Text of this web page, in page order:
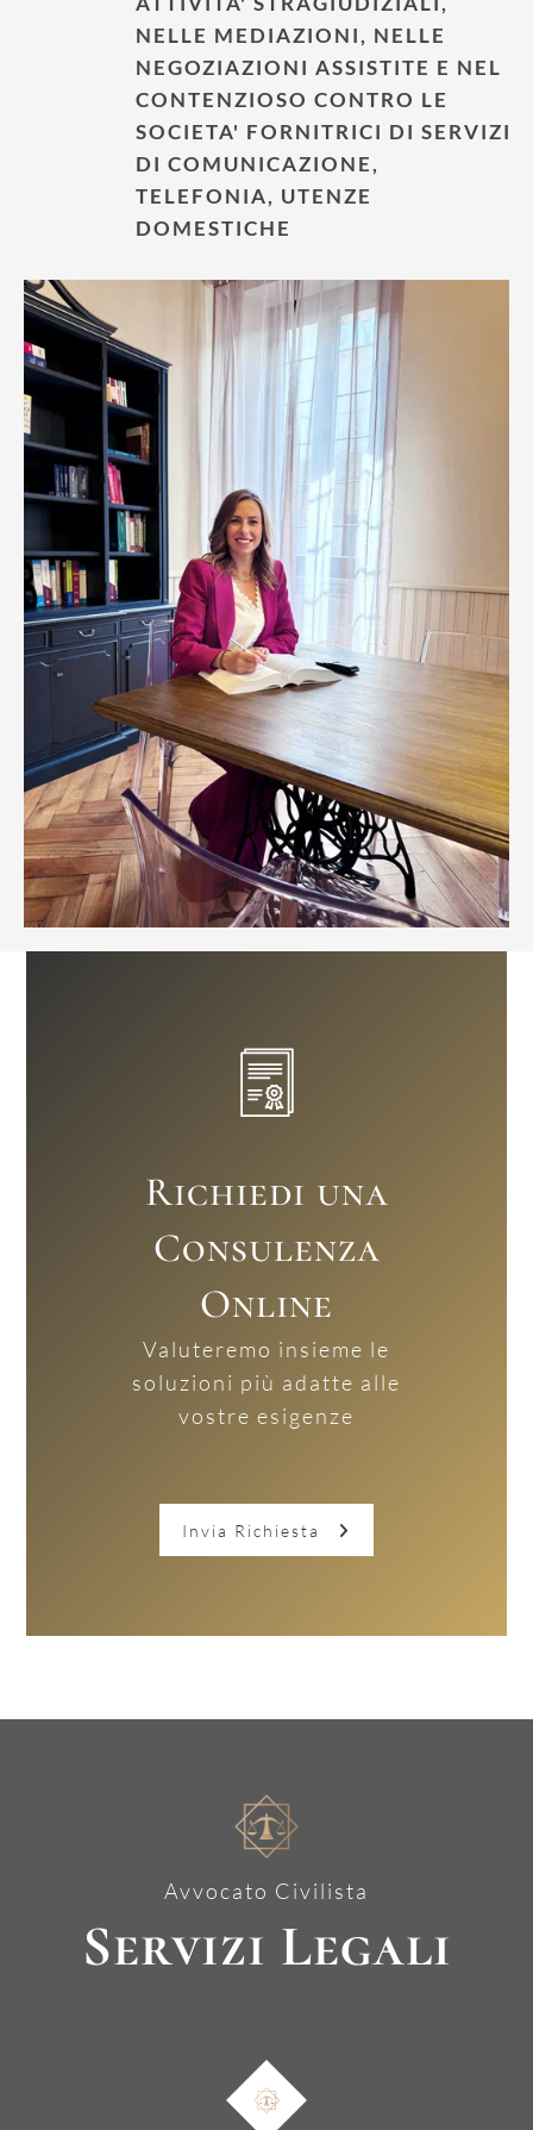
NELLE MEDIAZIONI, NELLE
NEGOZIAZIONI ASSISTITE E NEL
CONTENZIOSO CONTRO LE
SOCIETA' FORNITRICI DI SERVIZI
DI COMUNICAZIONE,
TELEFONIA, UTENZE
DOMESTICHE
Richiedi una
Consulenza
Online
Valuteremo insieme le
soluzioni più adatte alle
vostre esigenze
Invia Richiesta
Avvocato Civilista
Servizi Legali